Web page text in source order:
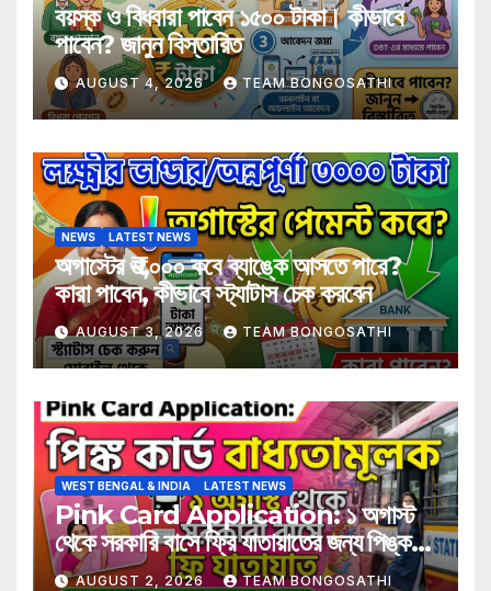
বয়স্ক ও বিধবারা পাবেন ১৫০০ টাকা। কীভাবে
পাবেন? জানুন বিস্তারিত
AUGUST 4, 2026 TEAM BONGOSATHI
NEWS LATEST NEWS
অগাস্টের ₹৩,০০০ কবে ব্যাঙ্কে আসতে পারে?
কারা পাবেন, কীভাবে স্ট্যাটাস চেক করবেন
AUGUST 3, 2026 TEAM BONGOSATHI
WEST BENGAL & INDIA LATEST NEWS
Pink Card Application: ১ অগাস্ট
থেকে সরকারি বাসে ফ্রি যাতায়াতের জন্য পিঙ্ক
কার্ড বাধ্যতামূলক? আবেদন করুন এখনই
AUGUST 2, 2026 TEAM BONGOSATHI